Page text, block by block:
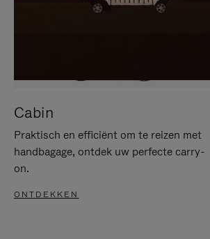
Cabin
Praktisch en efficiënt om te reizen met
handbagage, ontdek uw perfecte carry-
on.
ONTDEKKEN